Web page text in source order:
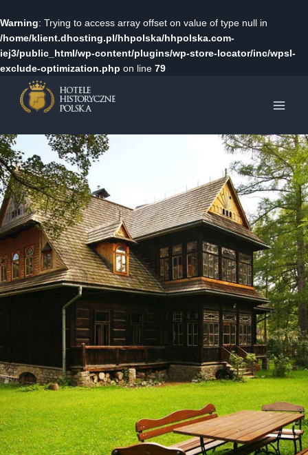
Warning: Trying to access array offset on value of type null in
/home/klient.dhosting.pl/hhpolska/hhpolska.com-
iej3/public_html/wp-content/plugins/wp-store-locator/inc/wpsl-
exclude-optimization.php on line 79
Przejdź